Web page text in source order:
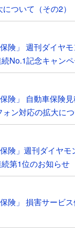
ついて（その2）
険」 週刊ダイヤ
No.1記念キャン
険」 自動車保険
ン対応の拡大に
険」週刊ダイヤ
第1位のお知らせ
険」 損害サービ